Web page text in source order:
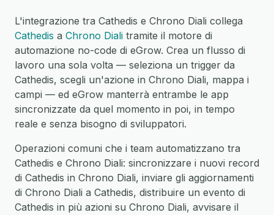
L'integrazione tra Cathedis e Chrono Diali collega
Cathedis a Chrono Diali tramite il motore di
automazione no-code di eGrow. Crea un flusso di
lavoro una sola volta — seleziona un trigger da
Cathedis, scegli un'azione in Chrono Diali, mappa i
campi — ed eGrow manterrà entrambe le app
sincronizzate da quel momento in poi, in tempo
reale e senza bisogno di sviluppatori.
Operazioni comuni che i team automatizzano tra
Cathedis e Chrono Diali: sincronizzare i nuovi record
di Cathedis in Chrono Diali, inviare gli aggiornamenti
di Chrono Diali a Cathedis, distribuire un evento di
Cathedis in più azioni su Chrono Diali, avvisare il